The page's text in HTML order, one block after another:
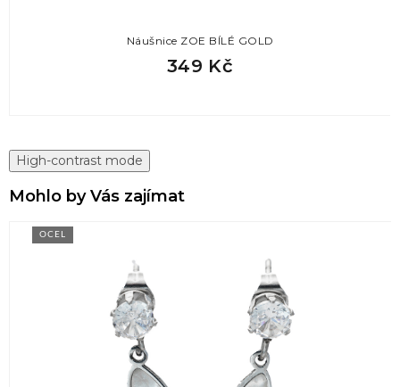
Náušnice ZOE BÍLÉ GOLD
349 Kč
High-contrast mode
Mohlo by Vás zajímat
OCEL